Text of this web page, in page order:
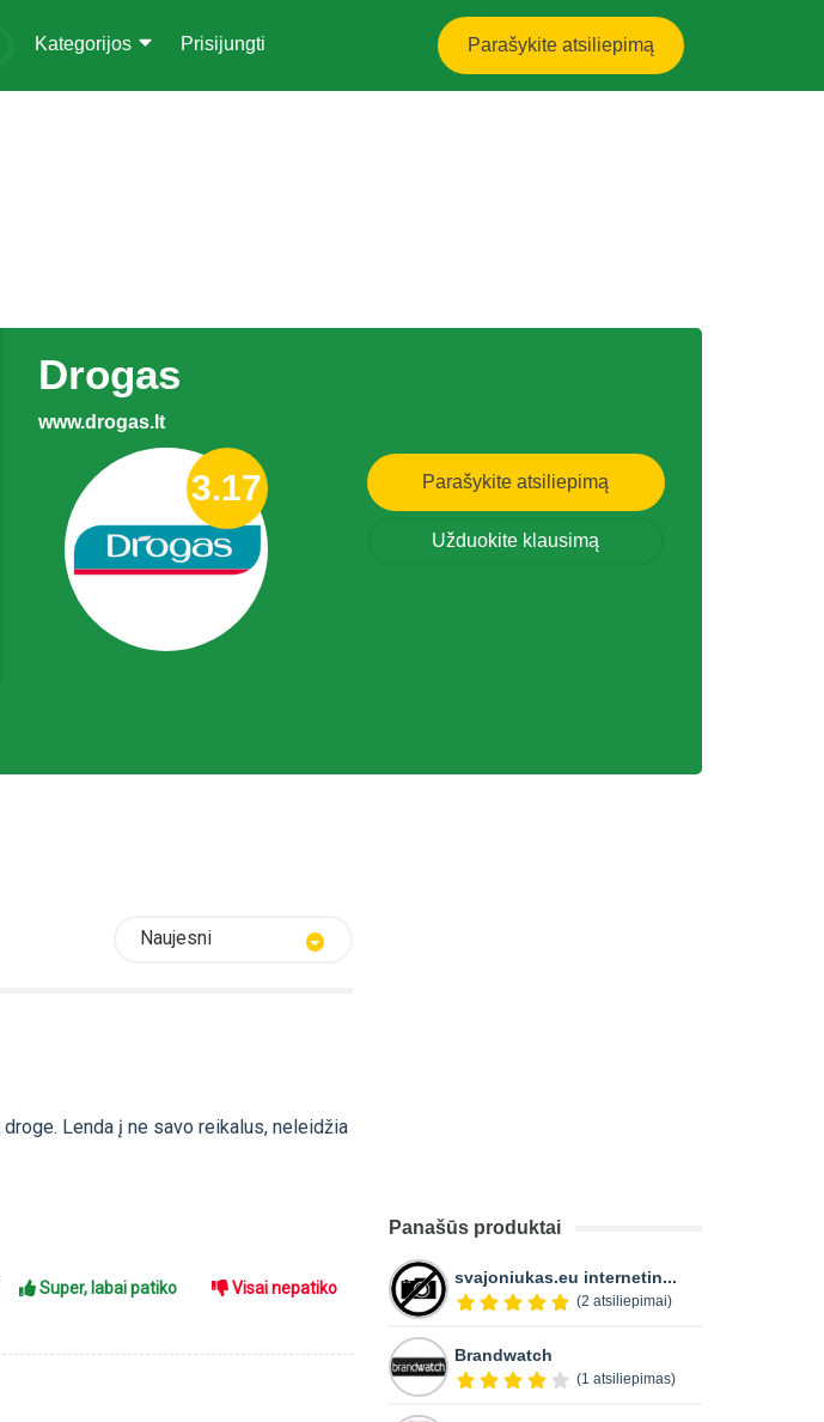
Parašykite atsiliepimą
Kategorijos Prisijungti
Drogas
www.drogas.lt
3.17 Parašykite atsiliepimą
Užduokite klausimą
Naujesni
Lenda į ne savo reikalus, neleidžia
Super, labai patiko Visai nepatiko
Panašūs produktai
svajoniukas.eu internetin...
(2 atsiliepimai)
Brandwatch
(1 atsiliepimas)